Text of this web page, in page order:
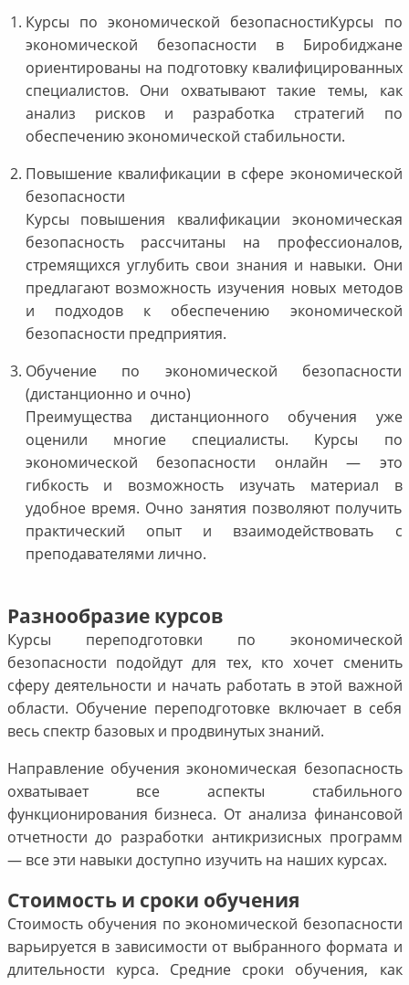
Курсы по экономической безопасностиКурсы по
экономической безопасности в Биробиджане
ориентированы на подготовку квалифицированных
специалистов. Они охватывают такие темы, как
анализ рисков и разработка стратегий по
обеспечению экономической стабильности.
Повышение квалификации в сфере экономической
безопасности
Курсы повышения квалификации экономическая
безопасность рассчитаны на профессионалов,
стремящихся углубить свои знания и навыки. Они
предлагают возможность изучения новых методов
и подходов к обеспечению экономической
безопасности предприятия.
Обучение по экономической безопасности
(дистанционно и очно)
Преимущества дистанционного обучения уже
оценили многие специалисты. Курсы по
экономической безопасности онлайн — это
гибкость и возможность изучать материал в
удобное время. Очно занятия позволяют получить
практический опыт и взаимодействовать с
преподавателями лично.
Разнообразие курсов
Курсы переподготовки по экономической
безопасности подойдут для тех, кто хочет сменить
сферу деятельности и начать работать в этой важной
области. Обучение переподготовке включает в себя
весь спектр базовых и продвинутых знаний.
Направление обучения экономическая безопасность
охватывает все аспекты стабильного
функционирования бизнеса. От анализа финансовой
отчетности до разработки антикризисных программ
— все эти навыки доступно изучить на наших курсах.
Стоимость и сроки обучения
Стоимость обучения по экономической безопасности
варьируется в зависимости от выбранного формата и
длительности курса. Средние сроки обучения, как